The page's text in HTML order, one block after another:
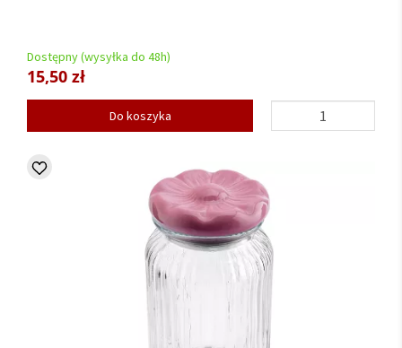
Dostępny (wysyłka do 48h)
15,50 zł
Do koszyka